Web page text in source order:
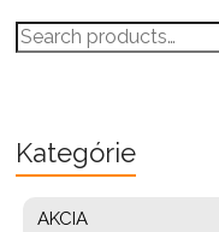
Search
for:
Kategórie
AKCIA